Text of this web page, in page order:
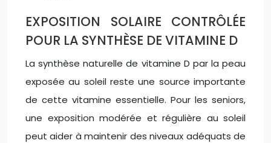
EXPOSITION SOLAIRE CONTRÔLÉE
POUR LA SYNTHÈSE DE VITAMINE D
La synthèse naturelle de vitamine D par la peau
exposée au soleil reste une source importante
de cette vitamine essentielle. Pour les seniors,
une exposition modérée et régulière au soleil
peut aider à maintenir des niveaux adéquats de